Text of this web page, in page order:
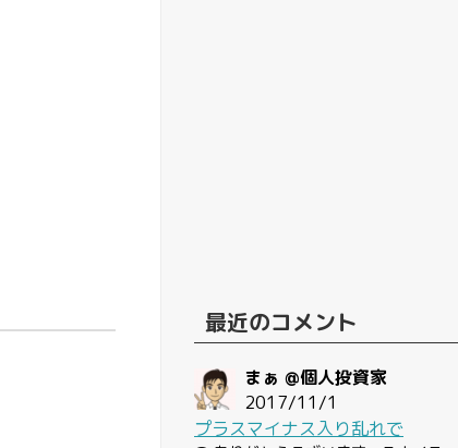
最近のコメント
まぁ @個人投資家
2017/11/1
プラスマイナス入り乱れで